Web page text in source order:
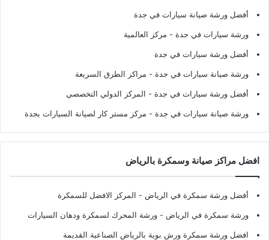
أفضل ورشة صيانة سيارات في جدة
ورشة سيارات في جدة - مركز العالمية
أفضل ورشة سيارات في جدة
ورشة صيانة سيارات في جدة - مراكز الطرق السريعة
أفضل ورشة سيارات في جدة - المركز الدولي التخصصي
ورشة صيانة سيارات في جدة - مركز مستر كار لصيانة السيارات بجدة
افضل مراكز صيانة وسمكرة بالرياض
أفضل ورشة سمكرة في الرياض - المركز الافضل للسمكرة
ورشة سمكرة في الرياض - ورشة المحرك لسمكرة ودهان السيارات
افضل ورشة سمكرة ورش بوية بالرياض الصناعية القديمة